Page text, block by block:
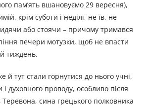
пам’ять вшановуємо 29 вересня),
крім суботи і неділі, не їв, не
або стоячи – причому тримався
печери мотузки, щоб не впасти
тиждень.
й тут стали горнутися до нього учні,
і духовного проводу, особливо після
Теревона, сина грецького полковника